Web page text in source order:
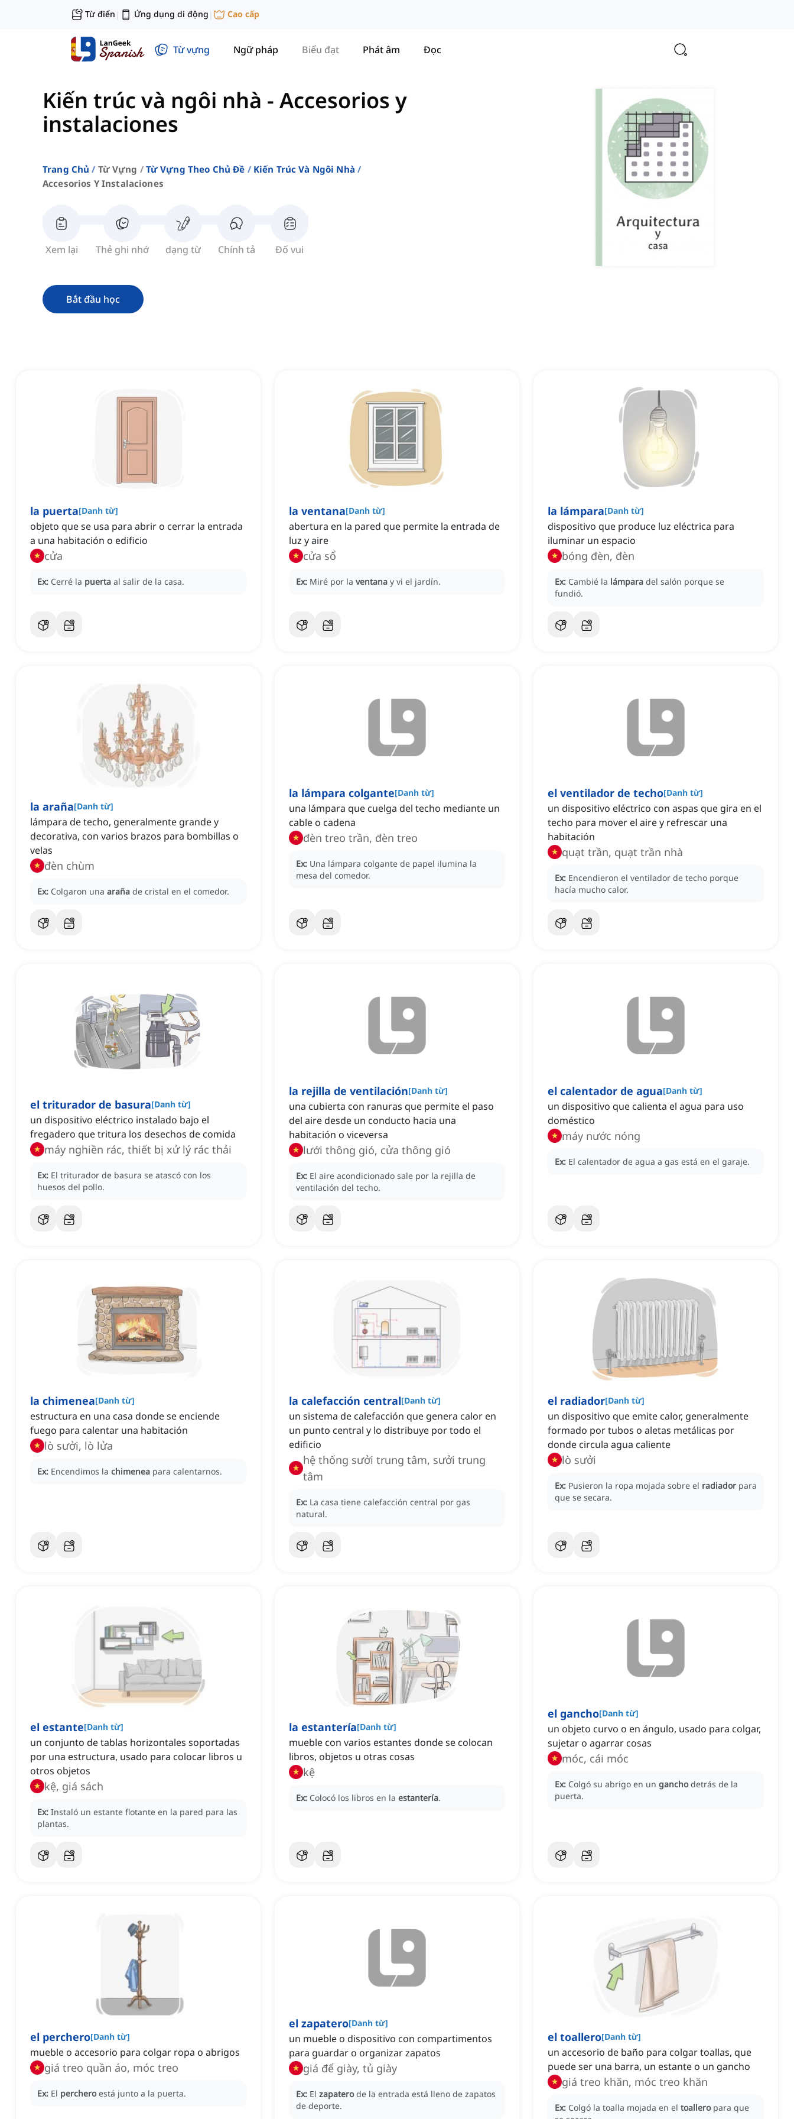
Từ điển | Ứng dụng di động | Cao cấp
Từ vựng Ngữ pháp Biểu đạt Phát âm Đọc
Kiến trúc và ngôi nhà - Accesorios y
instalaciones
Trang Chủ Từ Vựng Từ Vựng Theo Chủ Đề
Kiến Trúc Và Ngôi Nhà
Accesorios Y Instalaciones
Xem lại Thẻ ghi nhớ dạng từ Chính tả Đố vui
Bắt đầu học
la puerta[Danh từ]
objeto que se usa para abrir o cerrar la entrada
a una habitación o edificio
cửa
Ex: Cerré la puerta al salir de la casa.
la ventana[Danh từ]
abertura en la pared que permite la entrada de
luz y aire
cửa sổ
Ex: Miré por la ventana y vi el jardín.
la lámpara[Danh từ]
dispositivo que produce luz eléctrica para
iluminar un espacio
bóng đèn, đèn
Ex: Cambié la lámpara del salón porque se
fundió.
la araña[Danh từ]
lámpara de techo, generalmente grande y
decorativa, con varios brazos para bombillas o
velas
đèn chùm
Ex: Colgaron una araña de cristal en el comedor.
la lámpara colgante[Danh từ]
una lámpara que cuelga del techo mediante un
cable o cadena
đèn treo trần, đèn treo
Ex: Una lámpara colgante de papel ilumina la
mesa del comedor.
el ventilador de techo[Danh từ]
un dispositivo eléctrico con aspas que gira en el
techo para mover el aire y refrescar una
habitación
quạt trần, quạt trần nhà
Ex: Encendieron el ventilador de techo porque
hacía mucho calor.
el triturador de basura[Danh từ]
un dispositivo eléctrico instalado bajo el
fregadero que tritura los desechos de comida
máy nghiền rác, thiết bị xử lý rác thải
Ex: El triturador de basura se atascó con los
huesos del pollo.
la rejilla de ventilación[Danh từ]
una cubierta con ranuras que permite el paso
del aire desde un conducto hacia una
habitación o viceversa
lưới thông gió, cửa thông gió
Ex: El aire acondicionado sale por la rejilla de
ventilación del techo.
el calentador de agua[Danh từ]
un dispositivo que calienta el agua para uso
doméstico
máy nước nóng
Ex: El calentador de agua a gas está en el garaje.
la chimenea[Danh từ]
estructura en una casa donde se enciende
fuego para calentar una habitación
lò sưởi, lò lửa
Ex: Encendimos la chimenea para calentarnos.
la calefacción central[Danh từ]
un sistema de calefacción que genera calor en
un punto central y lo distribuye por todo el
edificio
hệ thống sưởi trung tâm, sưởi trung
tâm
Ex: La casa tiene calefacción central por gas
natural.
el radiador[Danh từ]
un dispositivo que emite calor, generalmente
formado por tubos o aletas metálicas por
donde circula agua caliente
lò sưởi
Ex: Pusieron la ropa mojada sobre el radiador para
que se secara.
el estante[Danh từ]
un conjunto de tablas horizontales soportadas
por una estructura, usado para colocar libros u
otros objetos
kệ, giá sách
Ex: Instaló un estante flotante en la pared para las
plantas.
la estantería[Danh từ]
mueble con varios estantes donde se colocan
libros, objetos u otras cosas
kệ
Ex: Colocó los libros en la estantería.
el gancho[Danh từ]
un objeto curvo o en ángulo, usado para colgar,
sujetar o agarrar cosas
móc, cái móc
Ex: Colgó su abrigo en un gancho detrás de la
puerta.
el perchero[Danh từ]
mueble o accesorio para colgar ropa o abrigos
giá treo quần áo, móc treo
Ex: El perchero está junto a la puerta.
el zapatero[Danh từ]
un mueble o dispositivo con compartimentos
para guardar o organizar zapatos
giá để giày, tủ giày
Ex: El zapatero de la entrada está lleno de zapatos
de deporte.
el toallero[Danh từ]
un accesorio de baño para colgar toallas, que
puede ser una barra, un estante o un gancho
giá treo khăn, móc treo khăn
Ex: Colgó la toalla mojada en el toallero para que